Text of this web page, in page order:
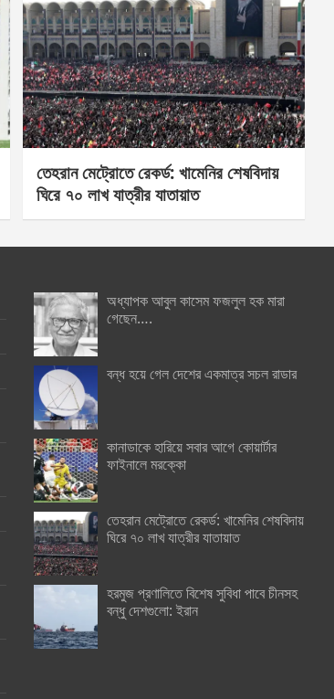
তেহরান মেট্রোতে রেকর্ড: খামেনির শেষবিদায়
ঘিরে ৭০ লাখ যাত্রীর যাতায়াত
অধ্যাপক আবুল কাসেম ফজলুল হক মারা
গেছেন….
বন্ধ হয়ে গেল দেশের একমাত্র সচল রাডার
কানাডাকে হারিয়ে সবার আগে কোয়ার্টার
ফাইনালে মরক্কো
তেহরান মেট্রোতে রেকর্ড: খামেনির শেষবিদায়
ঘিরে ৭০ লাখ যাত্রীর যাতায়াত
হরমুজ প্রণালিতে বিশেষ সুবিধা পাবে চীনসহ
বন্ধু দেশগুলো: ইরান